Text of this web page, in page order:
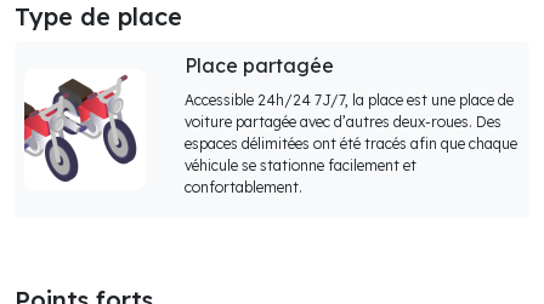
Type de place
Place partagée
Accessible 24h/24 7J/7, la place est une place de
voiture partagée avec d’autres deux-roues. Des
espaces délimitées ont été tracés afin que chaque
véhicule se stationne facilement et
confortablement.